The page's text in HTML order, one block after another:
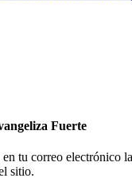
Fuerte
tu correo electrónico
sitio.